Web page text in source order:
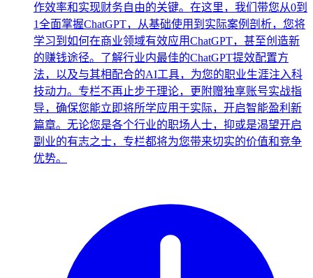
作效率和实现财务自由的关键。在这里，我们带您从0到
1全面掌握ChatGPT，从基础使用到实际案例剖析，您将
学习到如何在商业领域有效应用ChatGPT，甚至创造新
的赚钱途径。了解行业内最佳的ChatGPT提效配置方
法，以及与其相配合的AI工具，为您的职业生涯注入科
技动力。专栏不再止步于理论，更附赠独享账号实战指
导，确保您能立即将所学应用于实际，开启智能盈利新
篇章。无论您是各个行业的职场人士，抑或是渴望开启
副业的有志之士，专栏都将为您带来切实的价值和竞争
优势。